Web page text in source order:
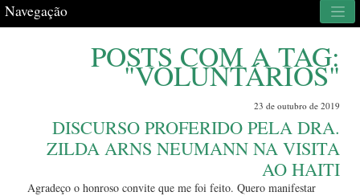
Navegação
POSTS COM A TAG:
"VOLUNTÁRIOS"
23 de outubro de 2019
DISCURSO PROFERIDO PELA DRA.
ZILDA ARNS NEUMANN NA VISITA
AO HAITI
Agradeço o honroso convite que me foi feito. Quero manifestar